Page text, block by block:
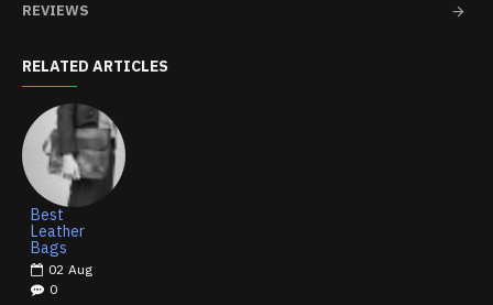
REVIEWS
RELATED ARTICLES
Best
Leather
Bags
02 Aug
0